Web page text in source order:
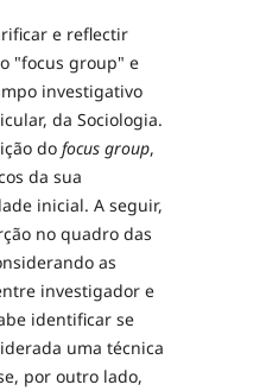
e reflectir
"focus group" e
investigativo
da Sociologia.
do focus group,
da sua
inicial. A seguir,
no quadro das
as
investigador e
identificar se
uma técnica
por outro lado,